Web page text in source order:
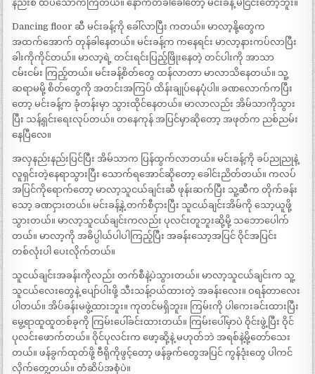
နည်းစီ ထပ်သောက်ကြတယ်။ နောက်တခါခေါ်တော့ မင်းခန့် မငြင်းတော့ဘူး။
Dancing floor ဆီ မင်းခန့်ကို ခေါ်လာပြီး ကတယ်။ မာလာ့နို့တွေက
အထက်အောက် တုန်ခါနေတယ်။ မင်းခန့်က ကနေရင်း မာလာ့နားကပ်လာပြီး
ခါးကိုကိုင်တယ်။ မာလာ့ရဲ့ တင်းရင်းပြည့်ဖြိုးနေတဲ့ တင်ပါးကို အာသာ
ငမ်းငမ်း ကြည့်တယ်။ မင်းခန့်စိတ်တွေ ထန်လာတာ မာလာသိနေတယ်။ သူ့
ဆရာမမို့ စိတ်တွေကို အတင်းအကြပ် ထိန်းချုပ်နေပုံပါ။ ခဏလောက်ကပြီး
တော့ မင်းခန့်က ခုံတန်းမှာ သွားထိုင်နေတယ်။ မာလာလည်း အိမ်သာကိုသွား
ပြီး သန့်ရှင်းရေးလုပ်တယ်။ တနေကုန် အပြင်မှာဆိုတော့ အဖုတ်က ညစ်ညမ်း
နေပြီလေ။
အလှနည်းနည်းပြင်ပြီး အိမ်သာက ပြန်ထွက်လာတယ်။ မင်းခန့်ကို ခပ်ညုညုနဲ့
လူရှင်းတဲ့နေရာသွားပြီး သောက်ရအောင်ဆိုတော့ ခေါင်းညိတ်တယ်။ ကလပ်
အပြင်ကိုရောက်တော့ မာလာ့သူငယ်ချင်းဆီ ဖုန်းဆက်ပြီး သူ့ဆီက တိုက်ခန်း
သော့ ခဏငှားတယ်။ မင်းခန့်နဲ့ တက်စီငှားပြီး သူငယ်ချင်းအိမ်ကို သော့ယူဖို့
သွားတယ်။ မာလာ့သူငယ်ချင်းကလည်း ပုလင်းတူဘူးဆို့မို့ သဘောပေါက်
တယ်။ မာလာ့ကို အဓိပ္ပါယ်ပါပါကြည့်ပြီး အခန်းသော့အပြင် ဝိုင်အပြင်း
တစ်လုံးပါ ပေးလိုက်တယ်။
သူငယ်ချင်းအခန်းကိုလည်း တက်စီနဲ့ပဲသွားတယ်။ မာလာ့သူငယ်ချင်းက သူ့
သူငယ်လေးတွေနဲ့ ပျော်ပါးဖို့ သီးသန့်ဝယ်ထားတဲ့ အခန်းလေး။ ဝရန်တာလေး
ပါတယ်။ အိပ်ခန်းမဖွဲ့ထားဘူး။ ကုတင်မရှိဘူး။ ကြမ်းကို ပါကေးခင်းထားပြီး
မွေ့ရာထူထူတစ်ခုကို ကြမ်းပေါ်ခင်းထားတယ်။ ကြမ်းပေါ်မှာပဲ ဝိုင်းဖွဲ့ပြီး ဝိုင်
ပုလင်းဖောက်တယ်။ ဝိုင်ပုလင်းက ဖော့ဆို့နဲ့ မဟုတ်ဘဲ အရစ်နဲ့မို့တော်သေး
တယ်။ ဖန်ခွက်ထုတ်ဖို့ ဗီရိုကိုဖွင့်တော့ ဖန်ခွက်တွေအပြင် ကွန်ဒုံးတွေ ပါကင်
လိုက်တွေ့တယ်။ တံဆိပ်အစုံပဲ။